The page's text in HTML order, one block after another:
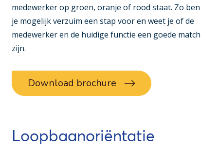
medewerker op groen, oranje of rood staat. Zo ben
je mogelijk verzuim een stap voor en weet je of de
medewerker en de huidige functie een goede match
zijn.
Download brochure
Loopbaanoriëntatie